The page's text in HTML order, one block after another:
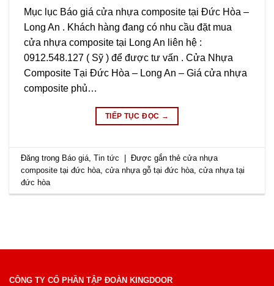
Mục lục Báo giá cửa nhựa composite tại Đức Hòa –
Long An . Khách hàng đang có nhu cầu đặt mua
cửa nhựa composite tại Long An liên hệ :
0912.548.127 ( Sỹ ) để được tư vấn . Cửa Nhựa
Composite Tại Đức Hòa – Long An – Giá cửa nhựa
composite phủ…
TIẾP TỤC ĐỌC →
Đăng trong Báo giá ,Tin tức | Được gắn thẻcửa nhựa
composite tại đức hòa ,cửa nhựa gỗ tại đức hòa ,cửa nhựa tại
đức hòa
CÔNG TY CỔ PHẦN TẬP ĐOÀN KINGDOOR